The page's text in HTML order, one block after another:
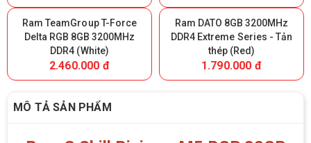
Ram TeamGroup T-Force
Delta RGB 8GB 3200MHz
DDR4 (White)
2.460.000 đ
Ram DATO 8GB 3200MHz
DDR4 Extreme Series - Tản
thép (Red)
1.790.000 đ
MÔ TẢ SẢN PHẨM